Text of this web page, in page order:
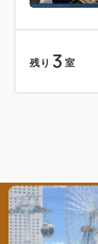
残り 1 室
残り 3 室
煙
禁煙